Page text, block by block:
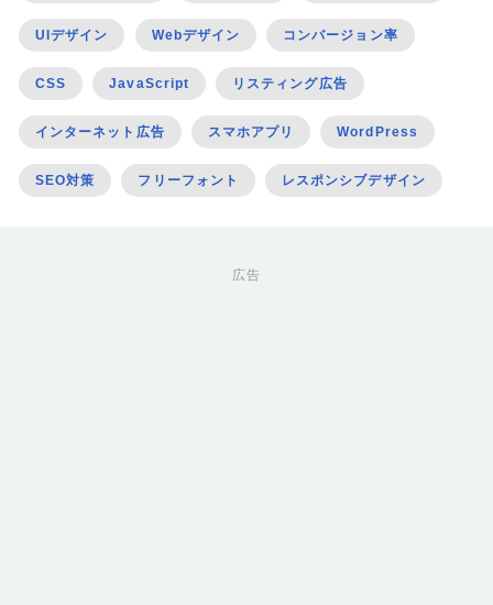
UIデザイン Webデザイン コンバージョン率
CSS JavaScript リスティング広告
インターネット広告 スマホアプリ WordPress
SEO対策 フリーフォント レスポンシブデザイン
広告